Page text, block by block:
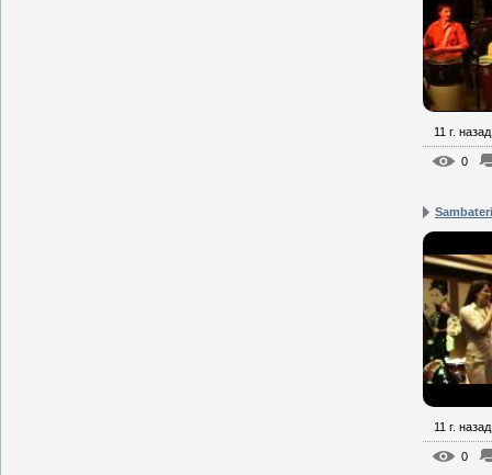
11 г. назад
0
11 г. назад
0